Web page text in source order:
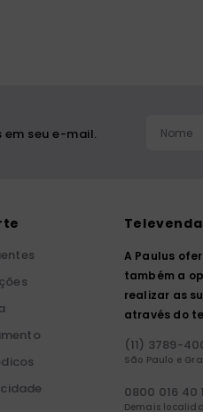
em seu e-mail.
A Paulus
também a
realizar as
através do
(11) 3789-
São Paulo e
0800 016 40
Demais